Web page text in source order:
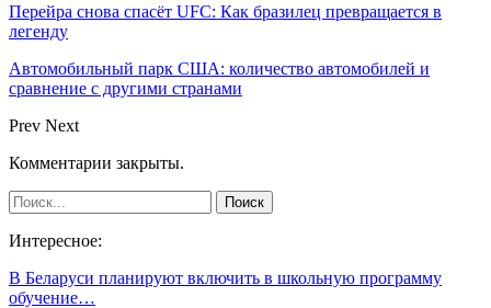
Перейра снова спасёт UFC: Как бразилец превращается в
легенду
Автомобильный парк США: количество автомобилей и
сравнение с другими странами
Prev Next
Комментарии закрыты.
Интересное:
В Беларуси планируют включить в школьную программу
обучение…